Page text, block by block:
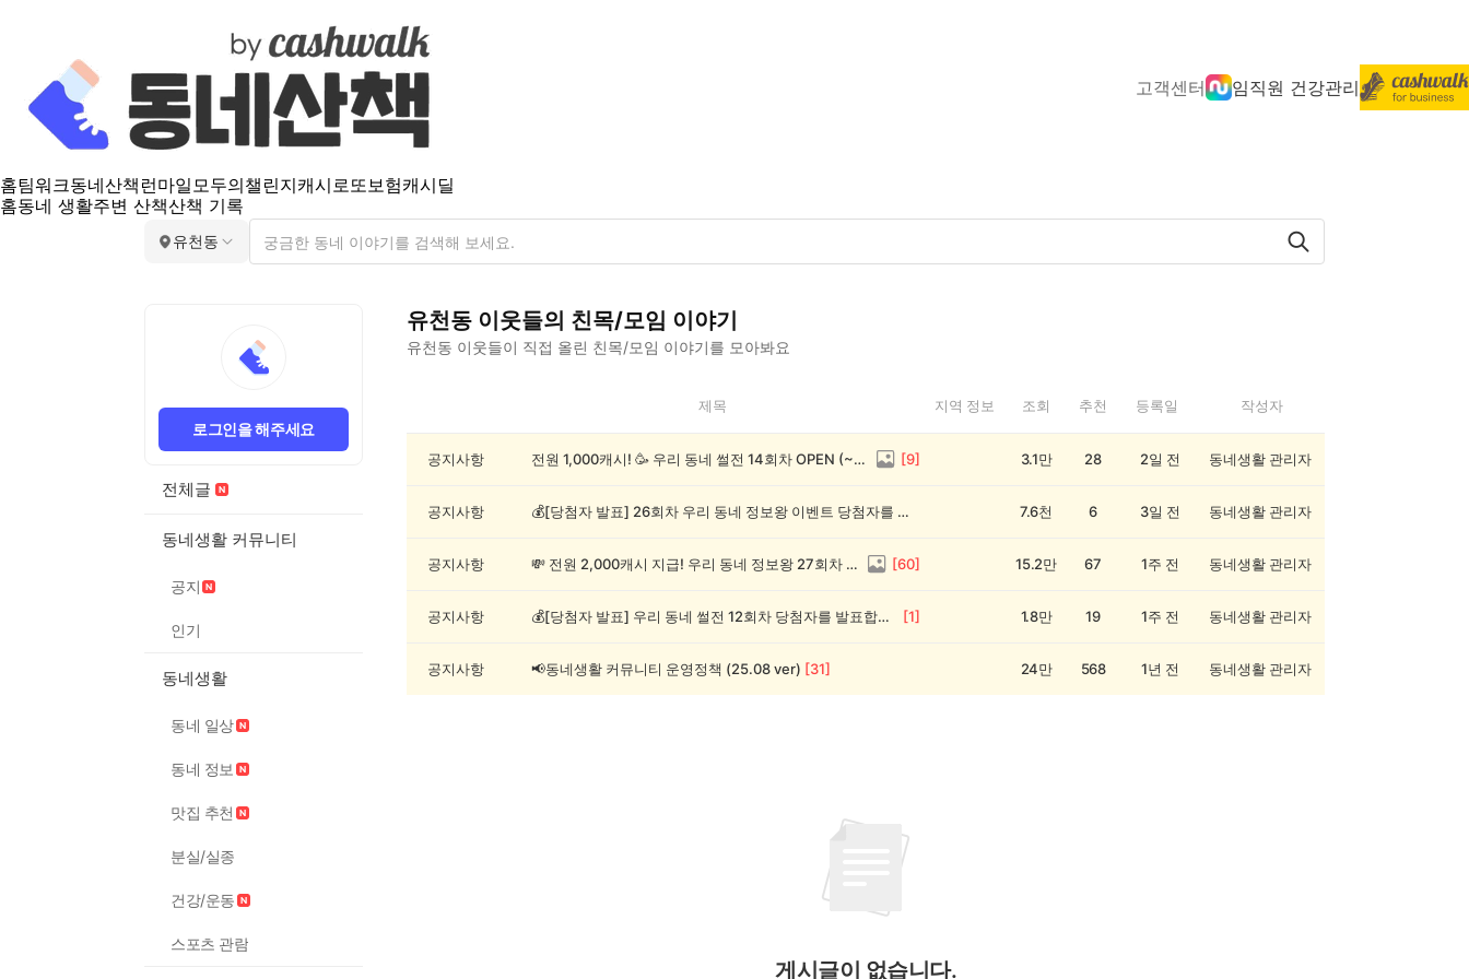
고객센터 임직원 건강관리
홈팀워크동네산책 런마일모두의챌린지캐시로또보험캐시딜
홈동네 생활주변 산책산책 기록
유천동
로그인을 해주세요
전체글
동네생활 커뮤니티
공지
인기
동네생활
동네 일상
동네 정보
맛집 추천
분실/실종
건강/운동
스포츠 관람
유천동 이웃들의 친목/모임 이야기
유천동 이웃들이 직접 올린 친목/모임 이야기를 모아봐요
동
제목 지역 정보 조회 추천 등록일 작성자
공지사항 전원 1,000캐시! 🥳 우리 동네 썰전 14회차 OPEN (~8/17) [9] 3.1만 28 2일 전 동네생활 관리자
공지사항 💰[당첨자 발표] 26회차 우리 동네 정보왕 이벤트 당첨자를 발표합니다! 7.6천 6 3일 전 동네생활 관리자
공지사항 💸 전원 2,000캐시 지급! 우리 동네 정보왕 27회차 (~8/10) [60] 15.2만 67 1주 전 동네생활 관리자
공지사항 💰[당첨자 발표] 우리 동네 썰전 12회차 당첨자를 발표합니다! [1] 1.8만 19 1주 전 동네생활 관리자
공지사항 📢동네생활 커뮤니티 운영정책 (25.08 ver) [31] 24만 568 1년 전 동네생활 관리자
게시글이 없습니다.